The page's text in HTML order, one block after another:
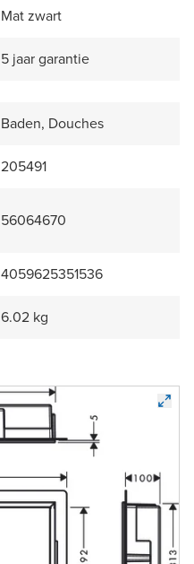
Mat zwart
5 jaar garantie
Baden, Douches
205491
56064670
4059625351536
6.02 kg